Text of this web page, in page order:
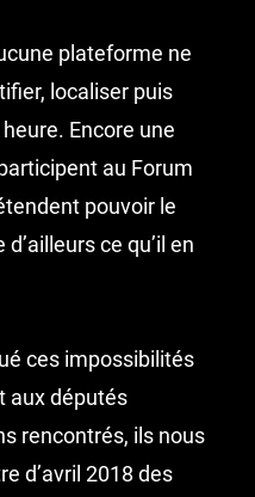
plateforme ne
localiser puis
Encore une
au Forum
pouvoir le
ce qu’il en
ces impossibilités
aux députés
rencontrés, ils nous
d’avril 2018 des